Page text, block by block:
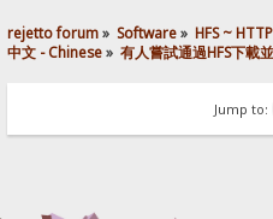
rejetto forum» Software» HFS ~
中文 - Chinese» 有人嘗試通過HFS下載
Jump to: